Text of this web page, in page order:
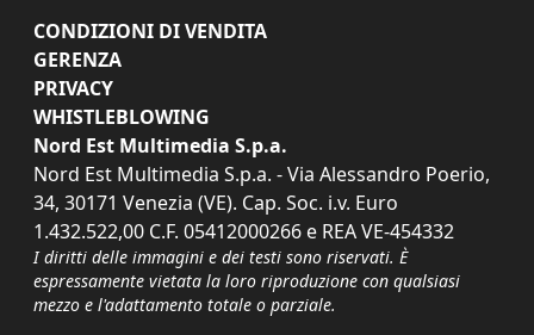
CONDIZIONI DI VENDITA
GERENZA
PRIVACY
WHISTLEBLOWING
Nord Est Multimedia S.p.a.
Nord Est Multimedia S.p.a. - Via Alessandro Poerio,
34, 30171 Venezia (VE). Cap. Soc. i.v. Euro
1.432.522,00 C.F. 05412000266 e REA VE-454332
I diritti delle immagini e dei testi sono riservati. È
espressamente vietata la loro riproduzione con qualsiasi
mezzo e l'adattamento totale o parziale.